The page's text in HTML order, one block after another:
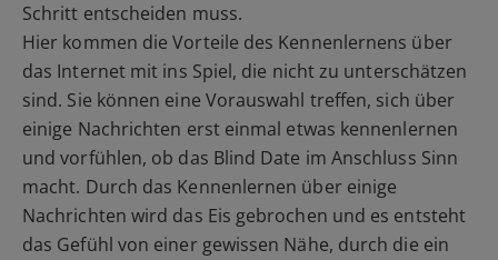
Schritt entscheiden muss.
Hier kommen die Vorteile des Kennenlernens über
das Internet mit ins Spiel, die nicht zu unterschätzen
sind. Sie können eine Vorauswahl treffen, sich über
einige Nachrichten erst einmal etwas kennenlernen
und vorfühlen, ob das Blind Date im Anschluss Sinn
macht. Durch das Kennenlernen über einige
Nachrichten wird das Eis gebrochen und es entsteht
das Gefühl von einer gewissen Nähe, durch die ein